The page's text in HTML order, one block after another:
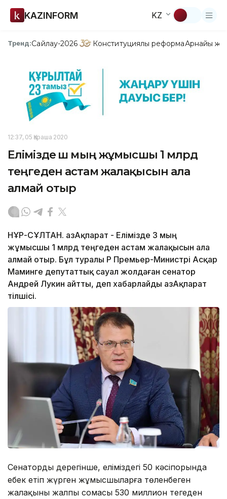
KAZINFORM KZ
Тренд:Сайлау-2026 Конституциялық реформаАрнайы
12:37, 05 Қараша 2020
Елімізде үш мың жұмысшы 1 млрд
теңгеден астам жалақысын ала
алмай отыр
НҰР-СҰЛТАН. ҚазАқпарат - Елімізде 3 мың
жұмысшы 1 млрд теңгеден астам жалақысын ала
алмай отыр. Бұл туралы ҚР Премьер-Министрі Асқар
Маминге депутаттық сауал жолдаған сенатор
Андрей Лукин айтты, деп хабарлайды ҚазАқпарат
тілшісі.
Сенатордың дерегінше, еліміздегі 50 кәсіпорында
еңбек етіп жүрген жұмысшыларға төленбеген
жалақының жалпы сомасы 530 миллион теңгеден